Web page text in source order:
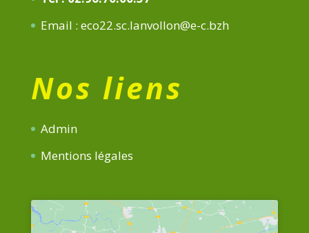
Email : eco22.sc.lanvollon@e-c.bzh
Nos liens
Admin
Mentions légales